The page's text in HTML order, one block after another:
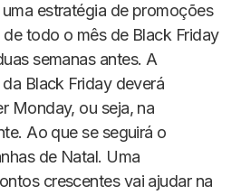
estratégia de promoções
todo o mês de Black Friday
semanas antes. A
Black Friday deverá
Monday, ou seja, na
Ao que se seguirá o
de Natal. Uma
crescentes vai ajudar na